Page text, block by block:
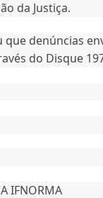
da Justiça.
que denúncias
do Disque
IFNORMA